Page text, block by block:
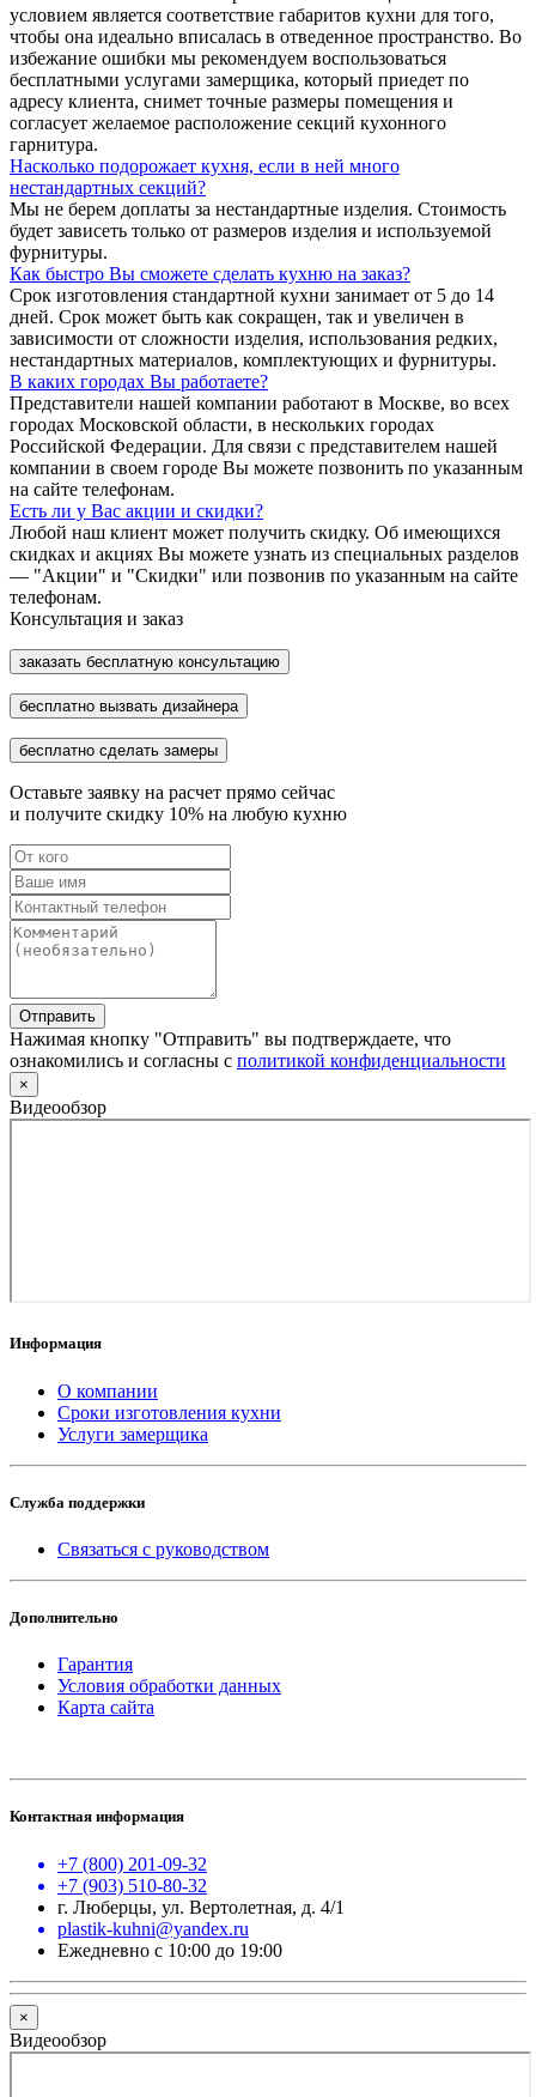
условием является соответствие габаритов кухни для того,
чтобы она идеально вписалась в отведенное пространство. Во
избежание ошибки мы рекомендуем воспользоваться
бесплатными услугами замерщика, который приедет по
адресу клиента, снимет точные размеры помещения и
согласует желаемое расположение секций кухонного
гарнитура.
Насколько подорожает кухня, если в ней много
нестандартных секций?
Мы не берем доплаты за нестандартные изделия. Стоимость
будет зависеть только от размеров изделия и используемой
фурнитуры.
Как быстро Вы сможете сделать кухню на заказ?
Срок изготовления стандартной кухни занимает от 5 до 14
дней. Срок может быть как сокращен, так и увеличен в
зависимости от сложности изделия, использования редких,
нестандартных материалов, комплектующих и фурнитуры.
В каких городах Вы работаете?
Представители нашей компании работают в Москве, во всех
городах Московской области, в нескольких городах
Российской Федерации. Для связи с представителем нашей
компании в своем городе Вы можете позвонить по указанным
на сайте телефонам.
Есть ли у Вас акции и скидки?
Любой наш клиент может получить скидку. Об имеющихся
скидках и акциях Вы можете узнать из специальных разделов
— "Акции" и "Скидки" или позвонив по указанным на сайте
телефонам.
Консультация и заказ
заказать бесплатную консультацию
бесплатно вызвать дизайнера
бесплатно сделать замеры
Оставьте заявку на расчет прямо сейчас
и получите скидку 10% на любую кухню
Отправить
Нажимая кнопку "Отправить" вы подтверждаете, что
ознакомились и согласны с политикой конфиденциальности
×
Видеообзор
Информация
О компании
Сроки изготовления кухни
Услуги замерщика
Служба поддержки
Связаться с руководством
Дополнительно
Гарантия
Условия обработки данных
Карта сайта
Контактная информация
+7 (800) 201-09-32
+7 (903) 510-80-32
г. Люберцы, ул. Вертолетная, д. 4/1
plastik-kuhni@yandex.ru
Ежедневно с 10:00 до 19:00
×
Видеообзор